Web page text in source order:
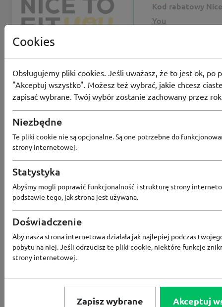
Kod rabatowy
You
POKAŻ KODNEWYEAR
KUPON NIEAKTYWNY
Kod rabatowy
-50%
SKORZYSTAJ
KOD ZIMOWE
Kod rabatowy
-10% z kodem
na każdą dietę w
Republice
Cookies
Obsługujemy pliki cookies. Jeśli uważasz, że to jest ok, po
"Akceptuj wszystko". Możesz też wybrać, jakie chcesz
zapisać wybrane. Twój wybór zostanie zachowany przez
Niezbędne
Te pliki cookie nie są opcjonalne. Są one potrzebne do
strony internetowej.
Statystyka
Abyśmy mogli poprawić funkcjonalność i strukturę strony
podstawie tego, jak strona jest używana.
Doświadczenie
Aby nasza strona internetowa działała jak najlepiej podczas
pobytu na niej. Jeśli odrzucisz te pliki cookie, niektóre funkcje
strony internetowej.
Zapisz wybrane Akceptuj